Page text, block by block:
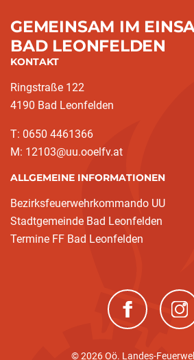
GEMEINSAM IM
BAD LEONFELDEN
KONTAKT
Ringstraße 122
4190 Bad Leonfelden
T: 0650 4461366
M: 12103@uu.ooelfv.at
ALLGEMEINE INFORMATIONEN
Bezirksfeuerwehrkommando UU
Stadtgemeinde Bad Leonfelden
Termine FF Bad Leonfelden
(neues Fenster)
© 2026 Oö. Landes-